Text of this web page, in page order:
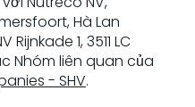
Hà Lan
1, 3511 LC
Nhóm liên quan của
- SHV.